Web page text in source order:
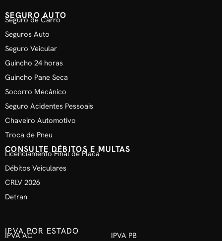
SEGURO AUTO
Seguro de Carro
Seguros Auto
Seguro Veicular
Guincho 24 horas
Guincho Pane Seca
Socorro Mecânico
Seguro Acidentes Pessoais
Chaveiro Automotivo
Troca de Pneu
CONSULTE DÉBITOS E MULTAS
Licenciamento Final de Placa
Débitos Veiculares
CRLV 2026
Detran
IPVA POR ESTADO
IPVA AC
IPVA PB